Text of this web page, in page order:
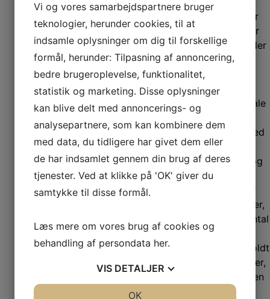
Afbestilling af selskabsarrangementer på over
12 personer skal ske skriftligt inden 4 uger før
afholdelse, for selskabsarrangementer på under
12 personer dog kun 2 uger.
Ved større arrangementer kan virksomheden
forlange længere afbestillingsfrist under
forudsætning af, at der er truffet særskilt aftale
Ved afbestilling af hele arrangementet eller ved
reduktion på mere end 10% i antal bestilte
kuverter efter ovennævnte tidspunkt, men dog
inden 6 døgn før arrangementets afholdelse,
kan virksomheden kræve en godtgørelse, der
svarer til 50% af prisen for de bestilte kuverter,
ved reduktion i antal dog for det afbestilte antal
udover 10%.
Desuden kan virksomheden kræve at blive holdt
skadesløs for udgifter til særligt aftalte ydelser,
der ikke kan afbestilles (f.eks. musik, optræden
Vi og vores samarbejdspartnere bruger
teknologier, herunder cookies, til at
indsamle oplysninger om dig til forskellige
formål, herunder: Tilpasning af annoncering,
bedre brugeroplevelse, funktionalitet,
statistik og marketing. Disse oplysninger
kan blive delt med annoncerings- og
analysepartnere, som kan kombinere dem
med data, du tidligere har givet dem eller
de har indsamlet gennem din brug af deres
tjenester. Ved at klikke på 'OK' giver du
samtykke til disse formål.
Læs mere om vores brug af cookies og
behandling af persondata her.
VIS DETALJER
OK